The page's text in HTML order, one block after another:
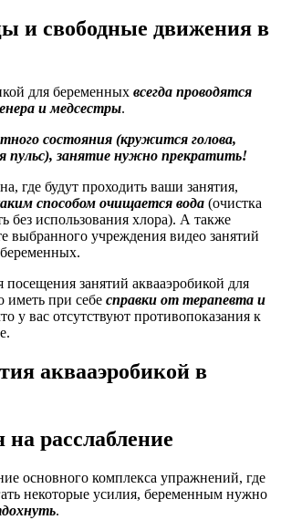
и свободные движения в
для беременных всегда проводятся
и медсестры.
состояния (кружится голова,
пульс), занятие нужно прекратить!
где будут проходить ваши занятия,
способом очищается вода (очистка
без использования хлора). А также
выбранного учреждения видео занятий
посещения занятий аквааэробикой для
при себе справки от терапевта и
у вас отсутствуют противопоказания к
аквааэробикой в
расслабление
основного комплекса упражнений, где
некоторые усилия, беременным нужно
.